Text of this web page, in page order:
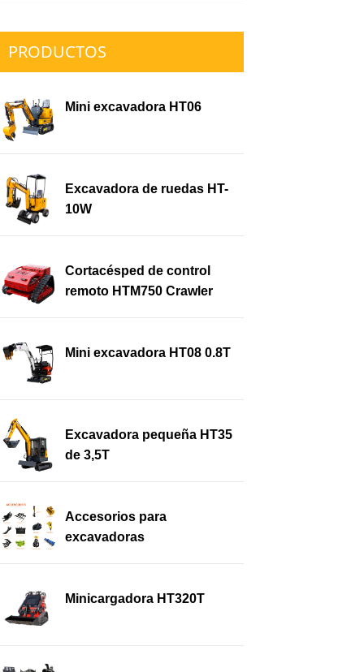
PRODUCTOS
Mini excavadora HT06
Excavadora de ruedas HT-
10W
Cortacésped de control
remoto HTM750 Crawler
Mini excavadora HT08 0.8T
Excavadora pequeña HT35
de 3,5T
Accesorios para
excavadoras
Minicargadora HT320T